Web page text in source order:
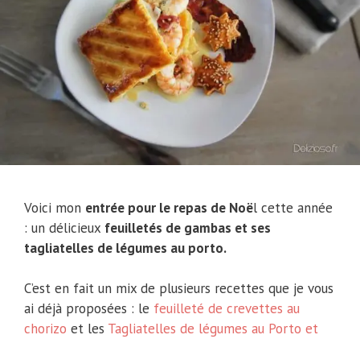
Voici mon entrée pour le repas de Noël cette année
: un délicieux feuilletés de gambas et ses
tagliatelles de légumes au porto.
C’est en fait un mix de plusieurs recettes que je vous
ai déjà proposées : le feuilleté de crevettes au
chorizo et les Tagliatelles de légumes au Porto et